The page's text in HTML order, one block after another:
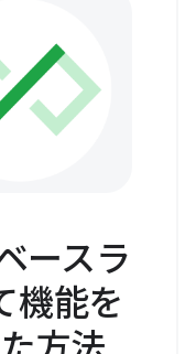
ースラ
機能を